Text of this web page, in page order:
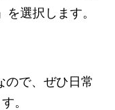
選択します。
ので、ぜひ日常
。